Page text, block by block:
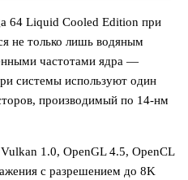
64 Liquid Cooled Edition при
не только лишь водяным
частотами ядра —
системы используют один
производимый по 14-нм
1.0, OpenGL 4.5, OpenCL
с разрешением до 8K